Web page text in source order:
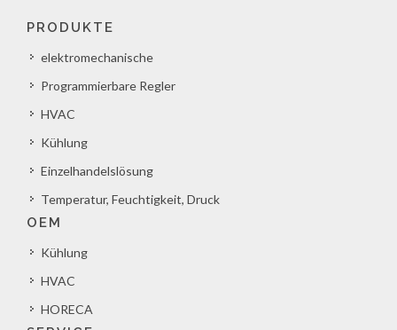
PRODUKTE
elektromechanische
Programmierbare Regler
HVAC
Kühlung
Einzelhandelslösung
Temperatur, Feuchtigkeit, Druck
OEM
Kühlung
HVAC
HORECA